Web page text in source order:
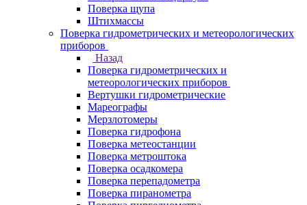
Поверка щупа
Штихмассы
Поверка гидрометрических и метеорологических
приборов
Назад
Поверка гидрометрических и
метеорологических приборов
Вертушки гидрометрические
Мареографы
Мерзлотомеры
Поверка гидрофона
Поверка метеостанции
Поверка метроштока
Поверка осадкомера
Поверка перепадометра
Поверка пиранометра